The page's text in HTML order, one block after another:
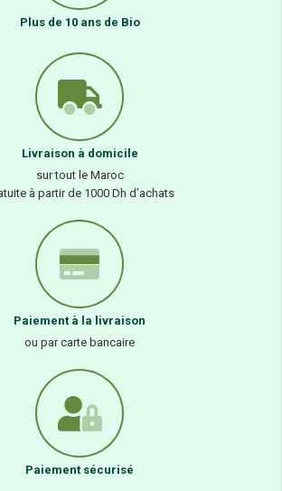
Plus de 10 ans de Bio
Livraison à domicile
sur tout le Maroc
à partir de 1000 Dh d’achats
Paiement à la livraison
ou par carte bancaire
Paiement sécurisé